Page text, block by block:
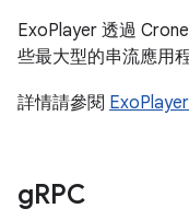
ExoPlayer 透過
些最大型的串流應用
詳情請參閱
gRPC